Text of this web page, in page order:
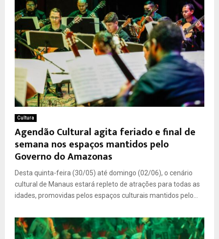
Cultura
Agendão Cultural agita feriado e final de
semana nos espaços mantidos pelo
Governo do Amazonas
Desta quinta-feira (30/05) até domingo (02/06), o cenário
cultural de Manaus estará repleto de atrações para todas as
idades, promovidas pelos espaços culturais mantidos pelo...